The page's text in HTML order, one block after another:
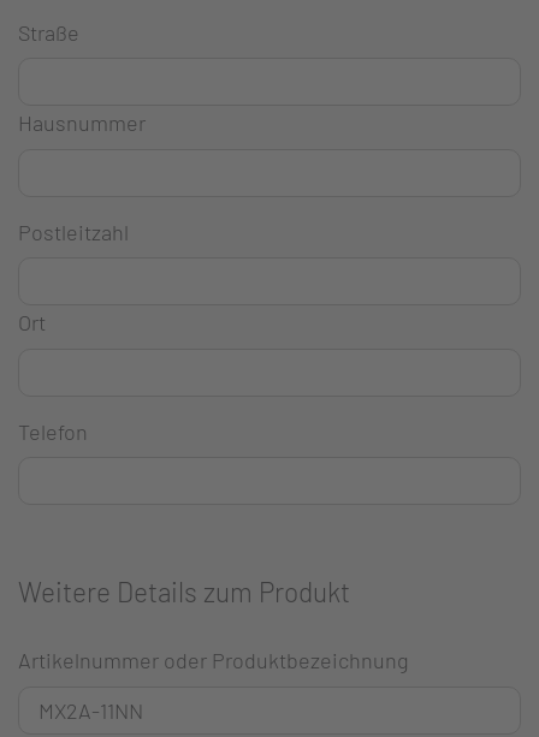
Straße
Hausnummer
Postleitzahl
Ort
Telefon
Weitere Details zum Produkt
Artikelnummer oder Produktbezeichnung